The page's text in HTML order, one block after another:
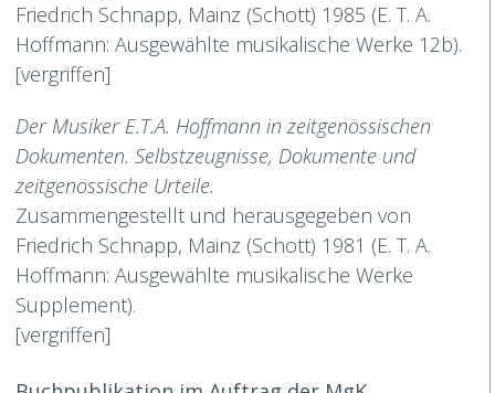
Friedrich Schnapp, Mainz (Schott) 1985 (E. T. A.
Hoffmann: Ausgewählte musikalische Werke 12b).
[vergriffen]
Der Musiker E.T.A. Hoffmann in zeitgenössischen
Dokumenten. Selbstzeugnisse, Dokumente und
zeitgenössische Urteile.
Zusammengestellt und herausgegeben von
Friedrich Schnapp, Mainz (Schott) 1981 (E. T. A.
Hoffmann: Ausgewählte musikalische Werke
Supplement).
[vergriffen]